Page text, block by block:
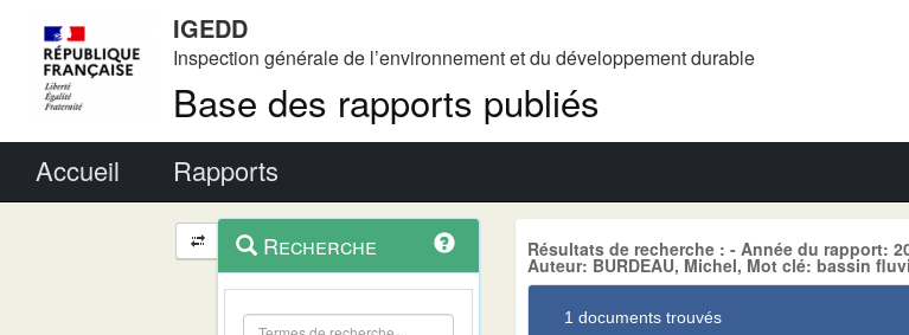
IGEDD
Inspection générale de l’environnement et du développement durable
Base des rapports publiés
Accueil Rapports
Navigation
et
outils
contextuel
Recherche Résultats de recherche : - Année du rapport:
Auteur: BURDEAU, Michel, Mot clé: bassin
1 documents trouvés